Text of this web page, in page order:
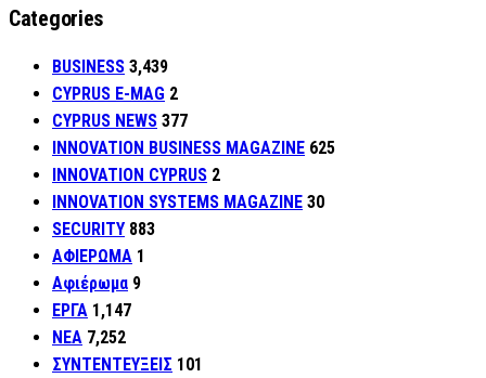
Categories
BUSINESS 3,439
CYPRUS E-MAG 2
CYPRUS NEWS 377
INNOVATION BUSINESS MAGAZINE 625
INNOVATION CYPRUS 2
INNOVATION SYSTEMS MAGAZINE 30
SECURITY 883
ΑΦΙΕΡΩΜΑ 1
Αφιέρωμα 9
ΕΡΓΑ 1,147
ΝΕΑ 7,252
ΣΥΝΤΕΝΤΕΥΞΕΙΣ 101